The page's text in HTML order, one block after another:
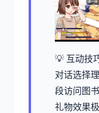
💡 互动技
对话选择
段访问图
礼物效果极